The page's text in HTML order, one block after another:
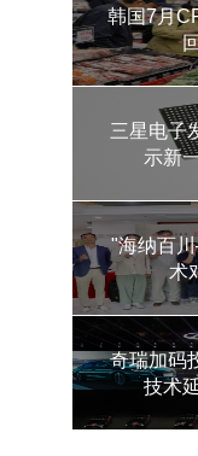
韩国7月
三星电子
示新
"海纳百
术
奇瑞加码
技术